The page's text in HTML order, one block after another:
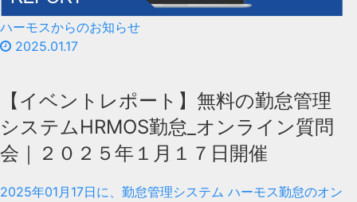
ハーモスからのお知らせ
2025.01.17
【イベントレポート】無料の勤怠管理
システムHRMOS勤怠_オンライン質問
会｜２０２５年１月１７日開催
2025年01月17日に、勤怠管理システム ハーモス勤怠のオン